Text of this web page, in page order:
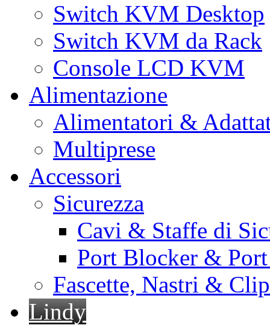
Switch KVM Desktop
Switch KVM da Rack
Console LCD KVM
Alimentazione
Alimentatori &
Multiprese
Accessori
Sicurezza
Cavi & Staffe di
Port Blocker &
Fascette, Nastri &
Lindy